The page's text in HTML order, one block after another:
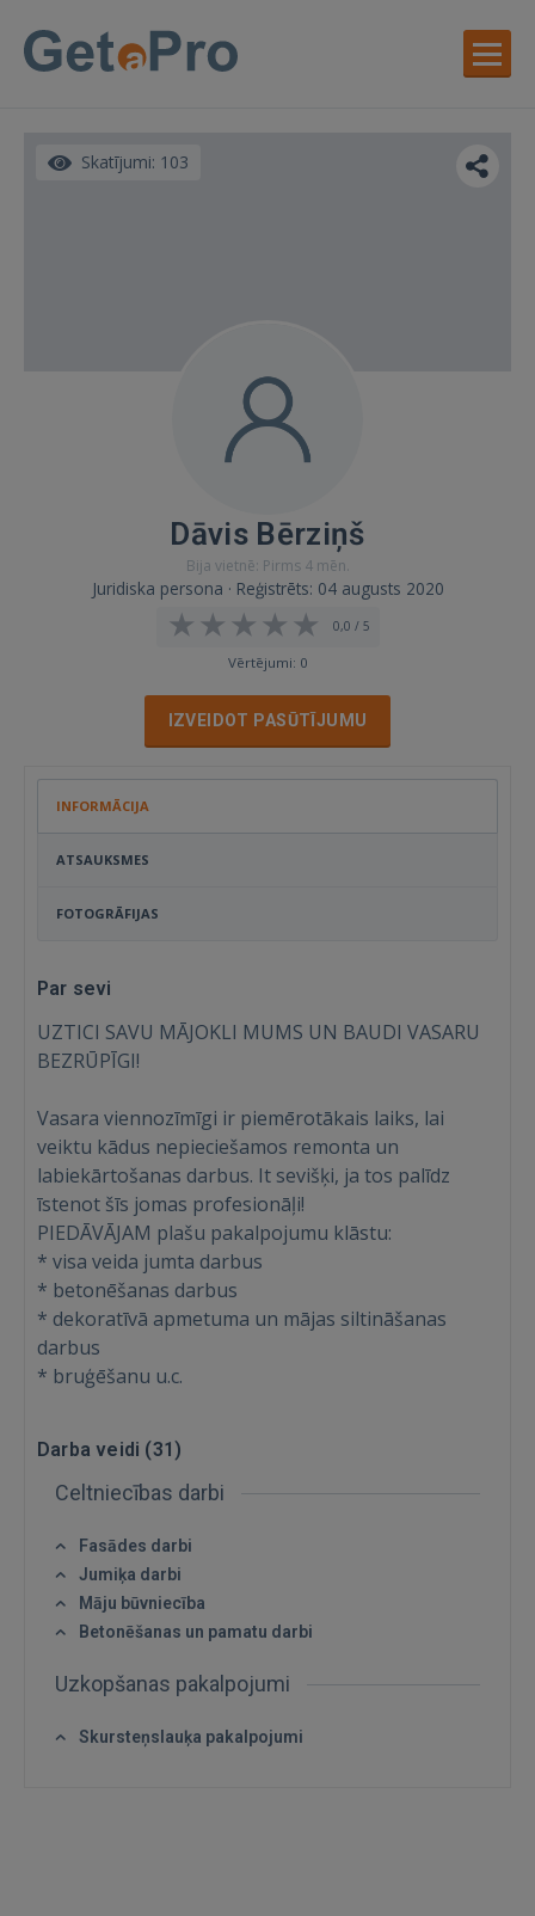
Skatījumi: 103
Dāvis Bērziņš
Bija vietnē: Pirms 4 mēn.
Juridiska persona · Reģistrēts: 04 augusts 2020
0,0 / 5
Vērtējumi: 0
IZVEIDOT PASŪTĪJUMU
INFORMĀCIJA
ATSAUKSMES
FOTOGRĀFIJAS
Par sevi
UZTICI SAVU MĀJOKLI MUMS UN BAUDI VASARU
BEZRŪPĪGI!
Vasara viennozīmīgi ir piemērotākais laiks, lai
veiktu kādus nepieciešamos remonta un
labiekārtošanas darbus. It sevišķi, ja tos palīdz
īstenot šīs jomas profesionāļi!
PIEDĀVĀJAM plašu pakalpojumu klāstu:
* visa veida jumta darbus
* betonēšanas darbus
* dekoratīvā apmetuma un mājas siltināšanas
darbus
* bruģēšanu u.c.
Darba veidi (31)
Celtniecības darbi
Fasādes darbi
Jumiķa darbi
Māju būvniecība
Betonēšanas un pamatu darbi
Uzkopšanas pakalpojumi
Skursteņslauķa pakalpojumi